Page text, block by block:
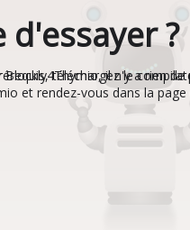
d'essayer ?
Blockly4Thymio, il n'y a rien de
téléchargez le
et rendez-vous dans la page